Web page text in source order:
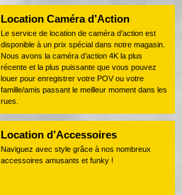
Location Caméra d’Action
Le service de location de caméra d’action est
disponible à un prix spécial dans notre magasin.
Nous avons la caméra d’action 4K la plus
récente et la plus puissante que vous pouvez
louer pour enregistrer votre POV ou votre
famille/amis passant le meilleur moment dans les
rues.
Location d’Accessoires
Naviguez avec style grâce à nos nombreux
accessoires amusants et funky !